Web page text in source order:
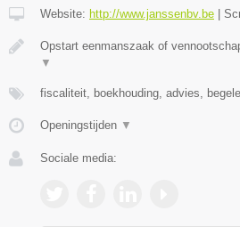
Website: http://www.janssenbv.be |
Opstart eenmanszaak of
▼
fiscaliteit, boekhouding, advies,
Openingstijden ▼
Sociale media: